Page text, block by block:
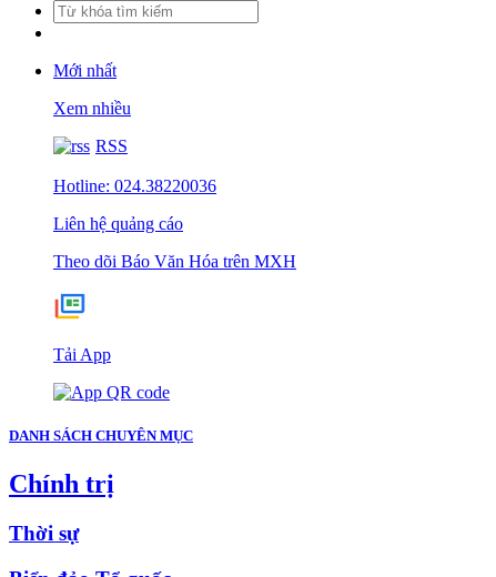
Mới nhất
Xem nhiều
RSS
Hotline: 024.38220036
Liên hệ quảng cáo
Theo dõi Báo Văn Hóa trên MXH
Tải App
DANH SÁCH CHUYÊN MỤC
Chính trị
Thời sự